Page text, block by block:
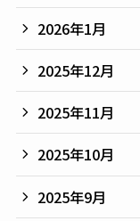
2026年1月
2025年12月
2025年11月
2025年10月
2025年9月